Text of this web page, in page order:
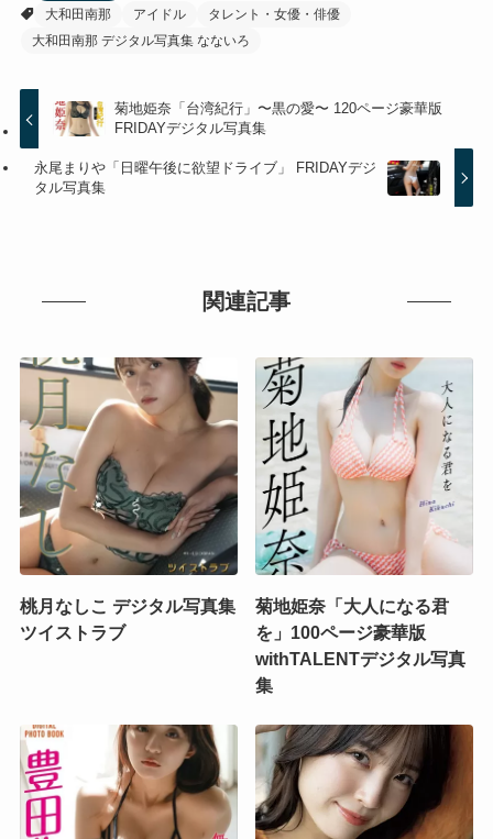
大和田南那 アイドル
タレント・女優・俳優
大和田南那 デジタル写真集 なないろ
菊地姫奈「台湾紀行」〜黒の愛〜 120ページ豪華版
FRIDAYデジタル写真集
永尾まりや「日曜午後に欲望ドライブ」 FRIDAYデジ
タル写真集
関連記事
桃月なしこ デジタル写真集
ツイストラブ
菊地姫奈「大人になる君
を」100ページ豪華版
withTALENTデジタル写真
集